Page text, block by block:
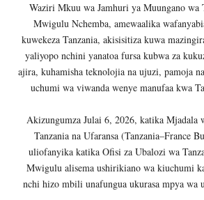
Nilitafuta Mtoto
Zawadi Aug 06 2026
DKT. SIMBEYE
Alex Sonna-Aug 06 2026
Waziri Mkuu wa Jamhuri ya Muungano wa
Mwigulu Nchemba, amewaalika
kuwekeza Tanzania, akisisitiza kuwa
yaliyopo nchini yanatoa fursa kubwa za
ajira, kuhamisha teknolojia na ujuzi, pamoja
uchumi wa viwanda wenye manufaa kwa
Akizungumza Julai 6, 2026, katika Mjadala
Tanzania na Ufaransa (Tanzania–France
uliofanyika katika Ofisi za Ubalozi wa
Mwigulu alisema ushirikiano wa kiuchumi
nchi hizo mbili unafungua ukurasa mpya wa